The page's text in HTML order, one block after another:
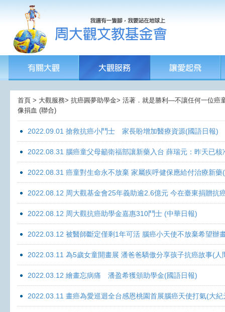
首頁 > 大觀服務> 抗癌圓夢助學金> 活著．就是勝利—不讓任何一位癌
像捐血 (聯合)
2022.09.01 搶救抗癌小鬥士 家長盼增加醫療資源(國語日報)
2022.08.31 腦癌童父母籲衛福部讓新藥入台 薛瑞元：昨天已
2022.08.31 癌童對生命永不放棄 家屬疾呼健保應給付治療新藥
2022.08.12 周大觀基金會25年義助逾2.6億元 今在臺東捐贈抗
2022.08.12 周大觀抗癌助學金嘉惠310鬥士 (中華日報)
2022.03.12 被醫師斷定僅剩1年可活 腦癌小天使不放棄希望辦
2022.03.11 為5歲女童開畫展 潘爸爸驕傲分享孩子抗癌故事(人
2022.03.12 繪畫忘病痛 潘盈希獲頒助學金(國語日報)
2022.03.11 畫癌為愛巡迴全台感恩桃園首展腦癌天使打氣(大紀